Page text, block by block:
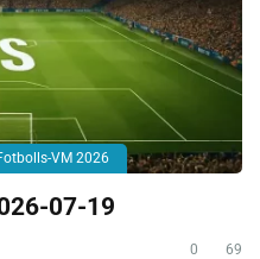
VM 2026
07-19
0 69